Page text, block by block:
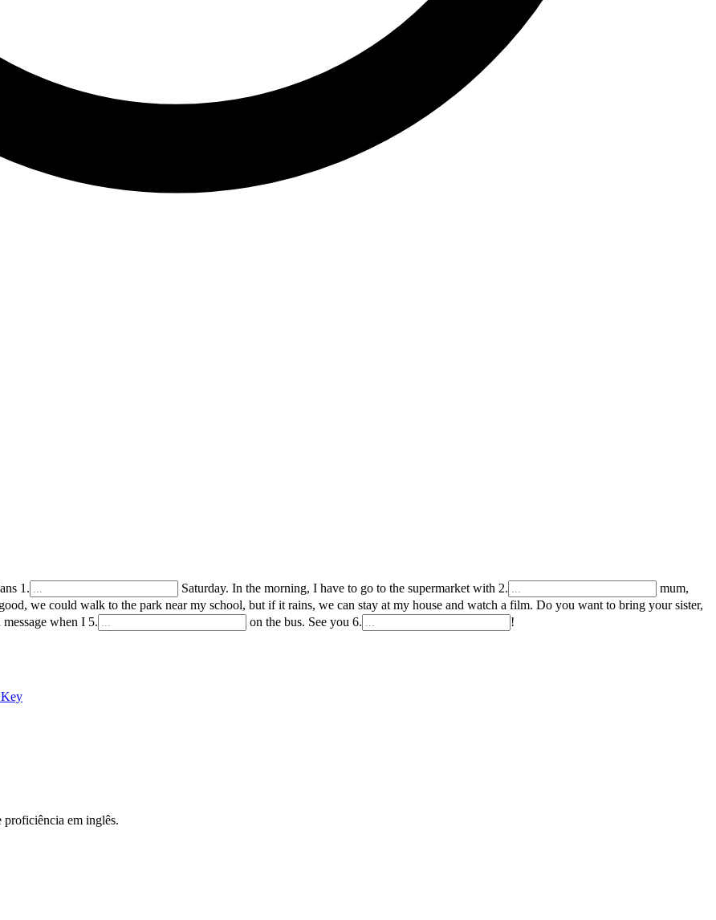
1 . Saturday. In the morning, I have to go to the supermarket with 2.
mum,
we could walk to the park near my school, but if it rains, we can stay at my house and watch a film. Do you want to bring your sister,
when I 5. on the bus. See you 6. !
Key
proficiência em inglês.